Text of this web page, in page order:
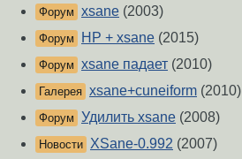
Форум xsane (2003)
Форум HP + xsane (2015)
Форум xsane падает (2010)
Галерея xsane+cuneiform (2010)
Форум Удилить xsane (2008)
Новости XSane-0.992 (2007)